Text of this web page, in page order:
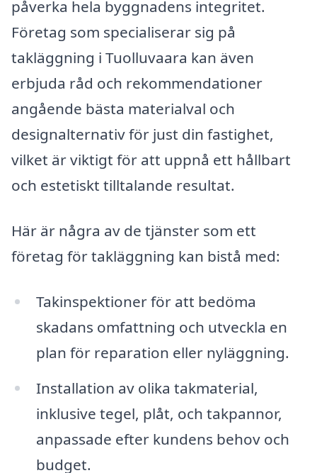
påverka hela byggnadens integritet.
Företag som specialiserar sig på
takläggning i Tuolluvaara kan även
erbjuda råd och rekommendationer
angående bästa materialval och
designalternativ för just din fastighet,
vilket är viktigt för att uppnå ett hållbart
och estetiskt tilltalande resultat.
Här är några av de tjänster som ett
företag för takläggning kan bistå med:
Takinspektioner för att bedöma
skadans omfattning och utveckla en
plan för reparation eller nyläggning.
Installation av olika takmaterial,
inklusive tegel, plåt, och takpannor,
anpassade efter kundens behov och
budget.